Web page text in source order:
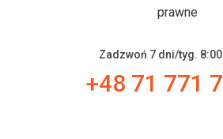
prawne
Zadzwoń 7 dni/tyg.
+48 71 771